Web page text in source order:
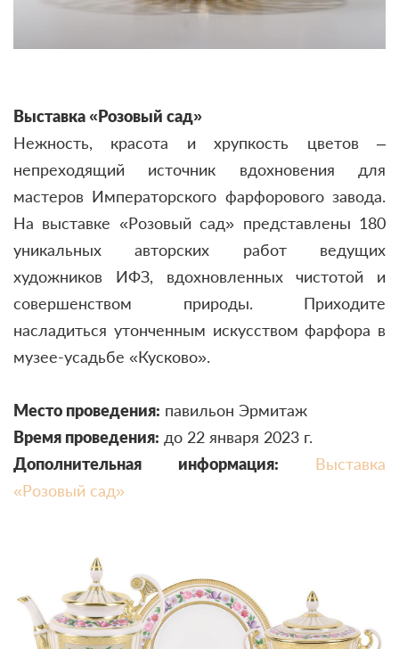
Выставка «Розовый сад»
Нежность, красота и хрупкость цветов –
непреходящий источник вдохновения для
мастеров Императорского фарфорового завода.
На выставке «Розовый сад» представлены 180
уникальных авторских работ ведущих
художников ИФЗ, вдохновленных чистотой и
совершенством природы. Приходите
насладиться утонченным искусством фарфора в
музее-усадьбе «Кусково».
Место проведения: павильон Эрмитаж
Время проведения: до 22 января 2023 г.
Дополнительная информация:
Выставка
«Розовый сад»